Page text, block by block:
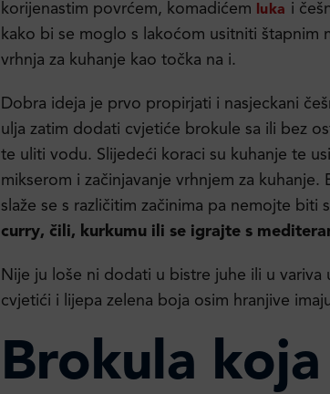
korijenastim povrćem, komadićem
luka i
kako bi se moglo s lakoćom usitniti štapnim
vrhnja za kuhanje kao točka na i.
Dobra ideja je prvo propirjati i nasjeckani
ulja zatim dodati cvjetiće brokule sa ili bez
te uliti vodu. Slijedeći koraci su kuhanje te
mikserom i začinjavanje vrhnjem za kuhanje.
slaže se s različitim začinima pa nemojte biti
curry, čili, kurkumu ili se igrajte s
Nije ju loše ni dodati u bistre juhe ili u variva
cvjetići i lijepa zelena boja osim hranjive
Brokula